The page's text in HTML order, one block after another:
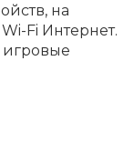
на
Fi Интернет.
игровые